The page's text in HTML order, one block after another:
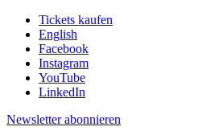
Tickets kaufen
English
Facebook
Instagram
YouTube
LinkedIn
Newsletter abonnieren